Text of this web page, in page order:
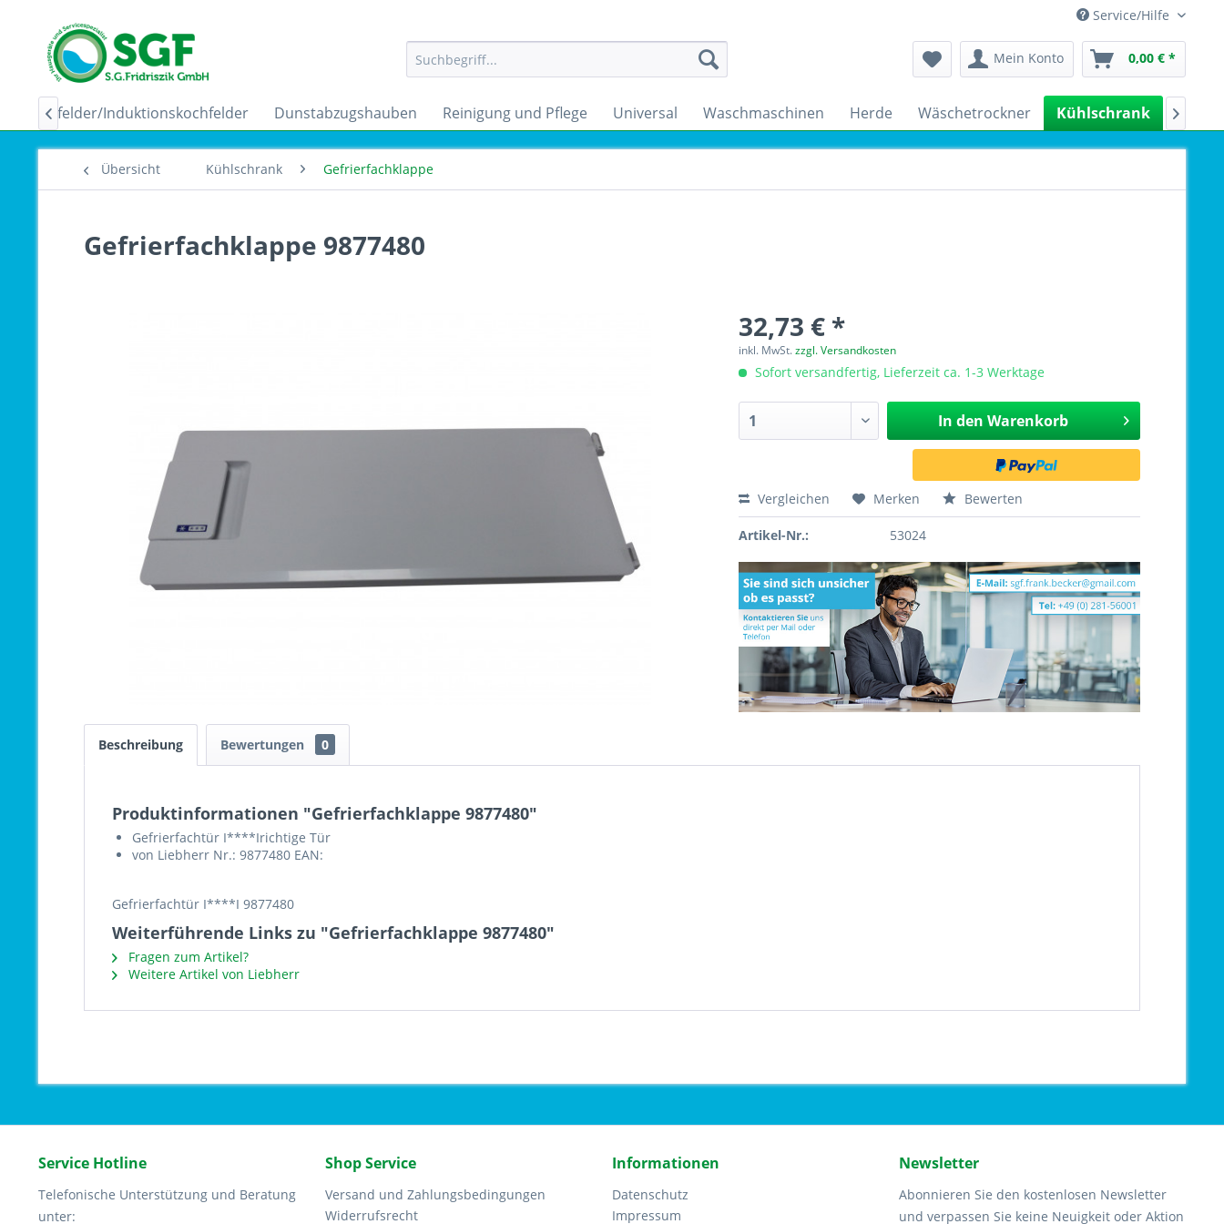
Service/Hilfe
Mein Konto 0,00 € *
Ceranfelder/Induktionskochfelder Dunstabzugshauben Reinigung und Pflege Universal Waschmaschinen Herde Wäschetrockner Kühlschrank
 
Übersicht Kühlschrank Gefrierfachklappe
Gefrierfachklappe 9877480
32,73 € *
inkl. MwSt.zzgl. Versandkosten
Sofort versandfertig, Lieferzeit ca. 1-3 Werktage
In den Warenkorb
Vergleichen Merken Bewerten
Artikel-Nr.: 53024
Beschreibung Bewertungen 0
Produktinformationen "Gefrierfachklappe 9877480"
Gefrierfachtür I****Irichtige Tür
von Liebherr Nr.: 9877480 EAN:
Gefrierfachtür I****I 9877480
Weiterführende Links zu "Gefrierfachklappe 9877480"
Fragen zum Artikel?
Weitere Artikel von Liebherr
Service Hotline
Telefonische Unterstützung und Beratung
unter:
Shop Service
Versand und Zahlungsbedingungen
Widerrufsrecht
Informationen
Datenschutz
Impressum
Newsletter
Abonnieren Sie den kostenlosen Newsletter
und verpassen Sie keine Neuigkeit oder Aktion